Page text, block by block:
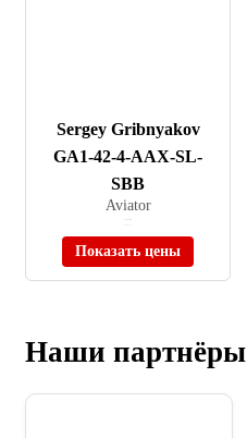
Sergey Gribnyakov
GA1-42-4-AAX-SL-
SBB
Aviator
Показать цены
Наши партнёры